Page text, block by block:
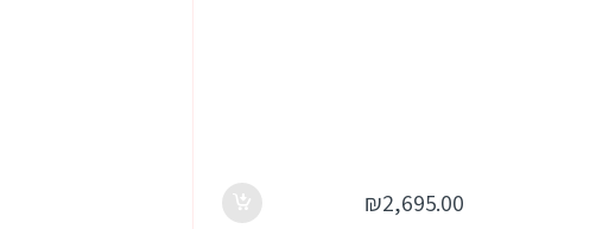
₪2,695.00